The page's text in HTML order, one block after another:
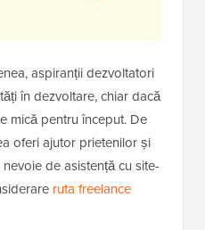
aspiranții dezvoltatori
în dezvoltare, chiar dacă
mică pentru început. De
oferi ajutor prietenilor și
de asistență cu site-
ruta freelance